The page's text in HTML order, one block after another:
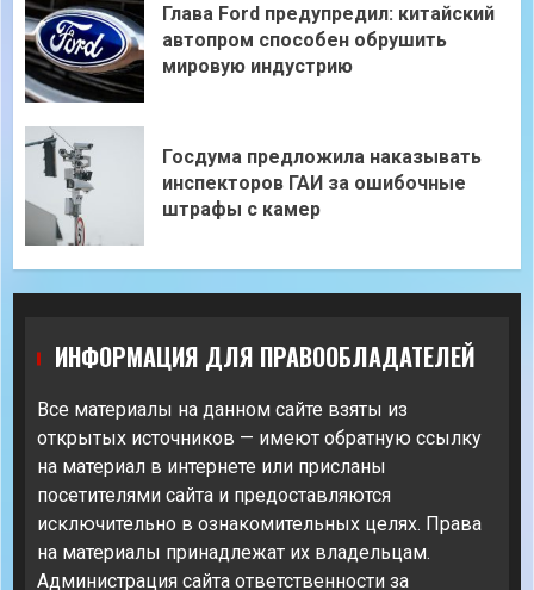
Глава Ford предупредил: китайский
автопром способен обрушить
мировую индустрию
Госдума предложила наказывать
инспекторов ГАИ за ошибочные
штрафы с камер
ИНФОРМАЦИЯ ДЛЯ ПРАВООБЛАДАТЕЛЕЙ
Все материалы на данном сайте взяты из
открытых источников — имеют обратную ссылку
на материал в интернете или присланы
посетителями сайта и предоставляются
исключительно в ознакомительных целях. Права
на материалы принадлежат их владельцам.
Администрация сайта ответственности за